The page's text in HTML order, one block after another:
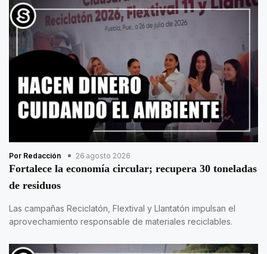
Por Redacción 26 agosto 2026
Fortalece la economía circular; recupera 30 toneladas
de residuos
Las campañas Reciclatón, Flextival y Llantatón impulsan el
aprovechamiento responsable de materiales reciclables.